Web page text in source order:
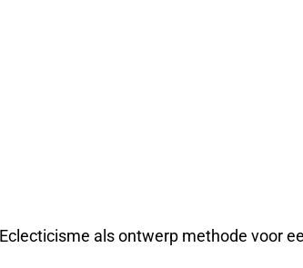
als ontwerp methode voor